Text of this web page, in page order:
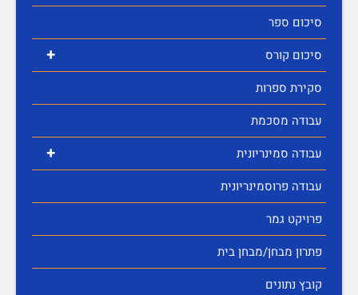
סיכום ספר
+
סיכום קורס
סקירת ספרות
עבודה מסכמת
+
עבודה סמינריונית
עבודה פרוסמינריונית
פרויקט גמר
פתרון מבחן/מבחן בית
קובץ נתונים